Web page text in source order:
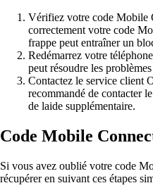
Vérifiez votre code Mobile
correctement votre code
frappe peut entraîner un
Redémarrez votre
peut résoudre les
Contactez le service client
recommandé de contacter
de laide supplémentaire.
Code Mobile
Si vous avez oublié votre code
récupérer en suivant ces étapes